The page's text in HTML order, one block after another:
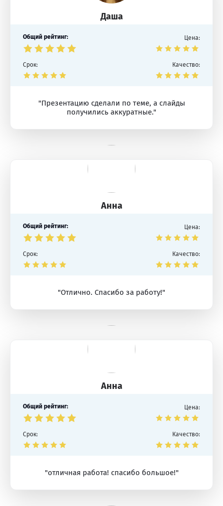
Даша
Общий рейтинг: Цена:
Срок: Качество:
"Презентацию сделали по теме, а слайды
получились аккуратные."
Анна
Общий рейтинг: Цена:
Срок: Качество:
"Отлично. Спасибо за работу!"
Анна
Общий рейтинг: Цена:
Срок: Качество:
"отличная работа! спасибо большое!"